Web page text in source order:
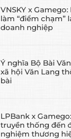
VNSKY x
làm “điểm chạm”
doanh nghiệp
Ý nghĩa Bộ Bài
xã hội Văn Lang
bài
LPBank x
truyền thống đến
nghiệm thương